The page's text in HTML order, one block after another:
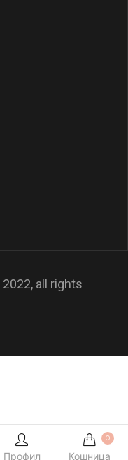
2022, all rights
Профил
0
Кошница